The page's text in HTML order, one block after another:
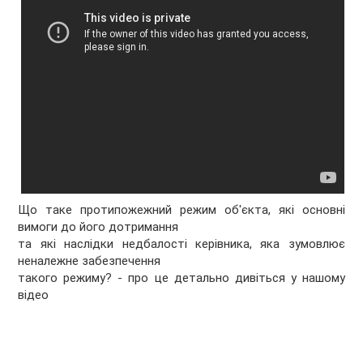
Що таке протипожежний режим об'єкта, які основні
вимоги до його дотримання
та які наслідки недбалості керівника, яка зумовлює
неналежне забезпечення
такого режиму? - про це детально дивіться у нашому
відео